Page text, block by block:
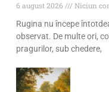
6 august 2026
Niciun
Rugina nu începe
observat. De multe ori,
pragurilor, sub chedere,